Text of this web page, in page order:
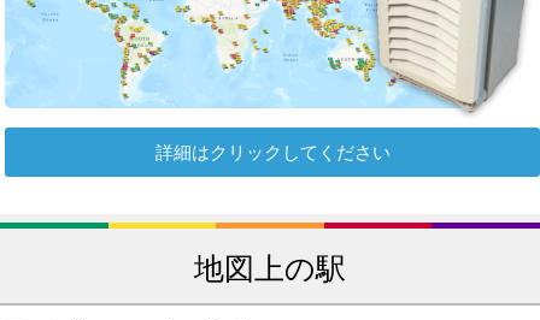
詳細はクリックしてください
地図上の駅